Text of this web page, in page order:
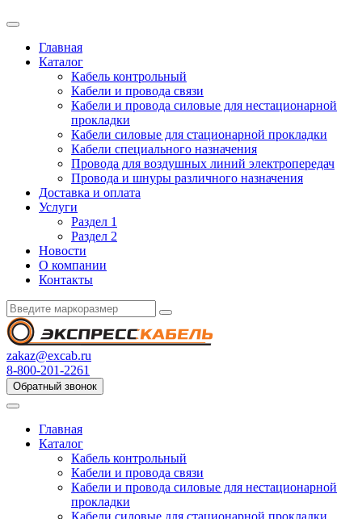
Главная
Каталог
Кабель контрольный
Кабели и провода связи
Кабели и провода силовые для нестационарной
прокладки
Кабели силовые для стационарной прокладки
Кабели специального назначения
Провода для воздушных линий электропередач
Провода и шнуры различного назначения
Доставка и оплата
Услуги
Раздел 1
Раздел 2
Новости
О компании
Контакты
zakaz@excab.ru
8-800-201-2261
Обратный звонок
Главная
Каталог
Кабель контрольный
Кабели и провода связи
Кабели и провода силовые для нестационарной
прокладки
Кабели силовые для стационарной прокладки